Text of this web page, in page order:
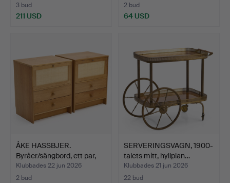
3 bud
211 USD
2 bud
64 USD
ÅKE HASSBJER.
Byråer/sängbord, ett par,
"A…
Klubbades 22 jun 2026
2 bud
SERVERINGSVAGN, 1900-
talets mitt, hyllplan…
Klubbades 21 jun 2026
22 bud